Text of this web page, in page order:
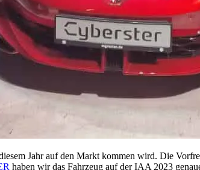
Jahr auf den Markt kommen wird. Die
haben wir das Fahrzeug auf der IAA 2023